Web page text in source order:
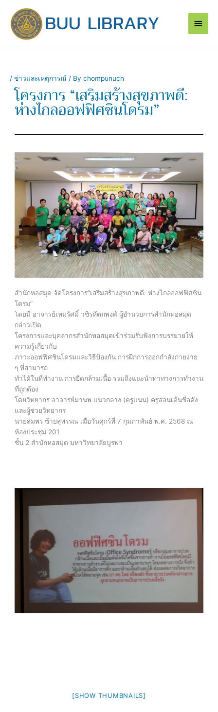
content
Main
/ ข่าวและเหตุการณ์ / By chompunuch
โครงการ “เสริมสร้างสุขภาพดี:
ห่างไกลออฟฟิศซินโดรม”
สำนักหอสมุด จัดโครงการ“เสริมสร้างสุขภาพดี: ห่างไกลออฟฟิศซิน
โดรม”
โดยมี อาจารย์เหมรัศมิ์ วชิรหัตถพงศ์ ผู้อำนวยการสำนักหอสมุด
กล่าวเปิด
โครงการและบุคลากรสำนักหอสมุดเข้าร่วมรับฟังการบรรยายให้
ความรู้เกี่ยวกับ
ภาวะออฟฟิศชินโดรมและวิธีป้องกัน การฝึกการออกกำลังกายง่าย
ๆ ที่สามารถ
ทำได้ในที่ทำงาน การยืดกล้ามเนื้อ รวมถึงแนะนำท่าทางการทำงาน
ที่ถูกต้อง
โดยวิทยากร อาจารย์มานพ แนวกลาง (ครูแนน) ครูสอนเต้นชื่อดัง
และผู้ช่วยวิทยากร
นายสมพร ซ้ายสุพรรณ เมื่อวันศุกร์ที่ 7 กุมภาพันธ์ พ.ศ. 2568 ณ
ห้องประชุม 201
ชั้น 2 สำนักหอสมุด มหาวิทยาลัยบูรพา
[SHOW THUMBNAILS]